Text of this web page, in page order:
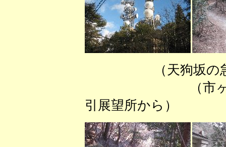
（天狗坂の急
（市ヶ原
引展望所から）